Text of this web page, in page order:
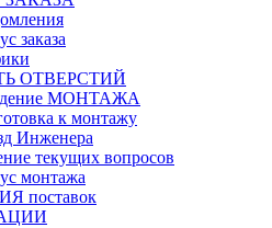
заказа
ОТВЕРСТИЙ
МОНТАЖА
к монтажу
Инженера
текущих вопросов
монтажа
поставок